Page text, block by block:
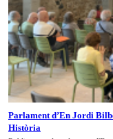
Parlament d’En Jordi
Història